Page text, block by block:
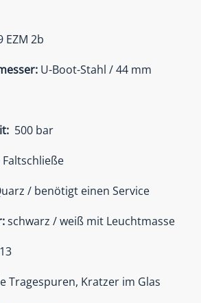
EZM 2b
U-Boot-Stahl / 44 mm
500 bar
/ benötigt einen Service
schwarz / weiß mit Leuchtmasse
Tragespuren, Kratzer im Glas